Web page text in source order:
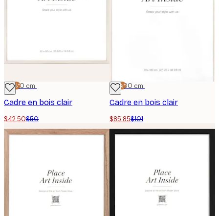
-15%*
50x50 cm
Cadre en bois clair
$42.50$50
-15%*
70x100 cm
Cadre en bois clair
$85.85$101